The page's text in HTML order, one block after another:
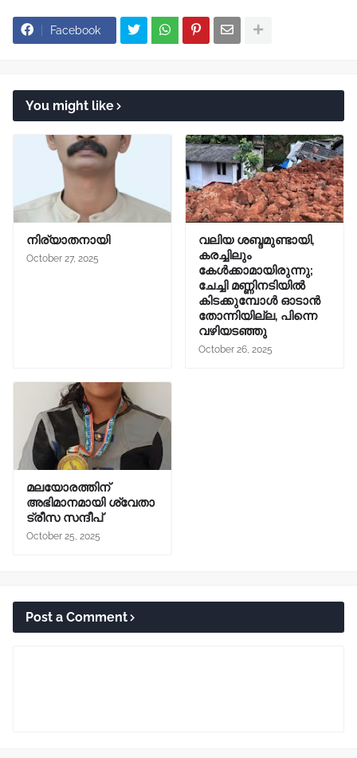
Facebook
You might like
നിര്യാതനായി
October 27, 2025
വലിയ ശബ്ദമുണ്ടായി,
കരച്ചിലും
കേൾക്കാമായിരുന്നു;
ചേച്ചി മണ്ണിനടിയിൽ
കിടക്കുമ്പോൾ ഓടാൻ
തോന്നിയില്ല, പിന്നെ
വഴിയടഞ്ഞു
October 26, 2025
മലയോരത്തിന്
അഭിമാനമായി ശ്വേതാ
ട്രീസ സന്ദീപ്
October 25, 2025
Post a Comment